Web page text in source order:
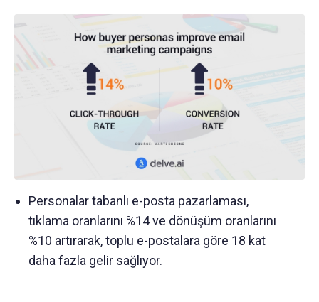
Personalar tabanlı e-posta pazarlaması,
tıklama oranlarını %14 ve dönüşüm oranlarını
%10 artırarak, toplu e-postalara göre 18 kat
daha fazla gelir sağlıyor.